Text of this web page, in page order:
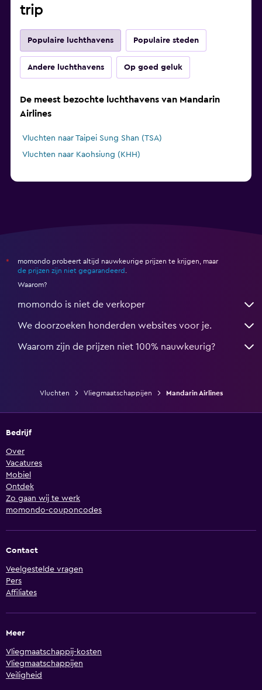
trip
Populaire luchthavens Populaire steden
Andere luchthavens Op goed geluk
De meest bezochte luchthavens van Mandarin
Airlines
Vluchten naar Taipei Sung Shan (TSA)
Vluchten naar Kaohsiung (KHH)
*
momondo probeert altijd nauwkeurige prijzen te krijgen, maar
de prijzen zijn niet gegarandeerd
Waarom?
momondo is niet de verkoper
We doorzoeken honderden websites voor je.
Waarom zijn de prijzen niet 100% nauwkeurig?
Vluchten Vliegmaatschappijen Mandarin Airlines
Bedrijf
Over
Vacatures
Mobiel
Ontdek
Zo gaan wij te werk
momondo-couponcodes
Contact
Veelgestelde vragen
Pers
Affiliates
Meer
Vliegmaatschappij-kosten
Vliegmaatschappijen
Veiligheid